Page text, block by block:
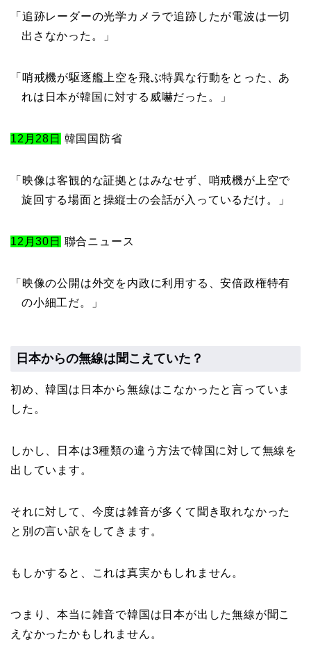
「追跡レーダーの光学カメラで追跡したが電波は一切
出さなかった。」
「哨戒機が駆逐艦上空を飛ぶ特異な行動をとった、あ
れは日本が韓国に対する威嚇だった。」
12月28日 韓国国防省
「映像は客観的な証拠とはみなせず、哨戒機が上空で
旋回する場面と操縦士の会話が入っているだけ。」
12月30日 聯合ニュース
「映像の公開は外交を内政に利用する、安倍政権特有
の小細工だ。」
日本からの無線は聞こえていた？
初め、韓国は日本から無線はこなかったと言っていま
した。
しかし、日本は3種類の違う方法で韓国に対して無線を
出しています。
それに対して、今度は雑音が多くて聞き取れなかった
と別の言い訳をしてきます。
もしかすると、これは真実かもしれません。
つまり、本当に雑音で韓国は日本が出した無線が聞こ
えなかったかもしれません。